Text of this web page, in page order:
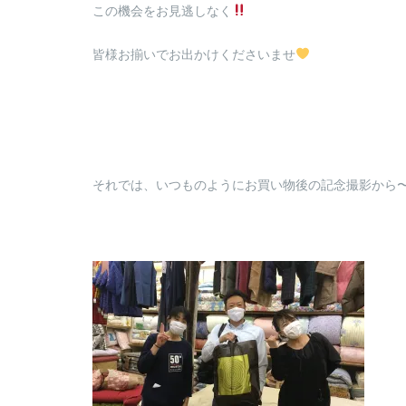
この機会をお見逃しなく
皆様お揃いでお出かけくださいませ
それでは、いつものようにお買い物後の記念撮影から